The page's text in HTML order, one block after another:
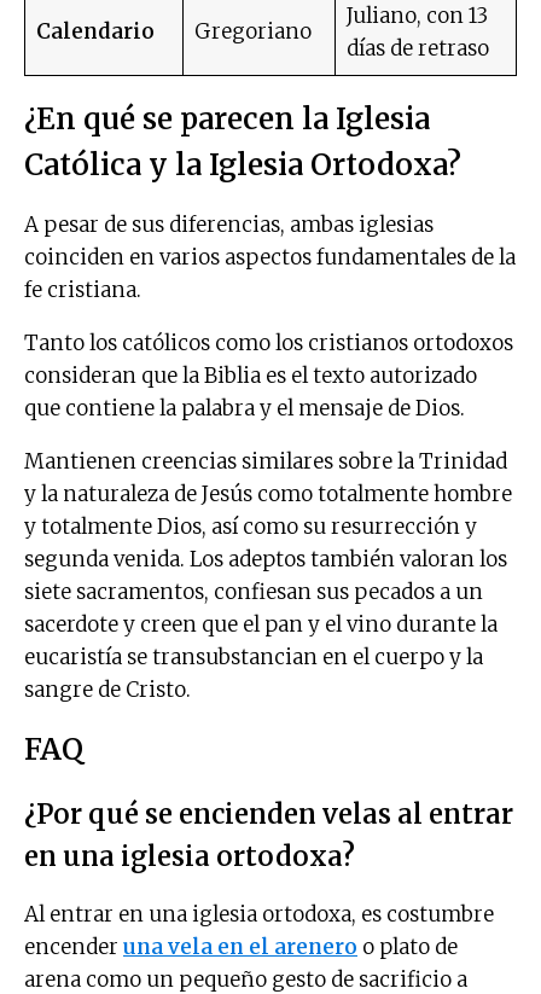
Calendario Gregoriano
Juliano, con 13
días de retraso
¿En qué se parecen la Iglesia
Católica y la Iglesia Ortodoxa?
A pesar de sus diferencias, ambas iglesias
coinciden en varios aspectos fundamentales de la
fe cristiana.
Tanto los católicos como los cristianos ortodoxos
consideran que la Biblia es el texto autorizado
que contiene la palabra y el mensaje de Dios.
Mantienen creencias similares sobre la Trinidad
y la naturaleza de Jesús como totalmente hombre
y totalmente Dios, así como su resurrección y
segunda venida. Los adeptos también valoran los
siete sacramentos, confiesan sus pecados a un
sacerdote y creen que el pan y el vino durante la
eucaristía se transubstancian en el cuerpo y la
sangre de Cristo.
FAQ
¿Por qué se encienden velas al entrar
en una iglesia ortodoxa?
Al entrar en una iglesia ortodoxa, es costumbre
encender una vela en el arenero o plato de
arena como un pequeño gesto de sacrificio a